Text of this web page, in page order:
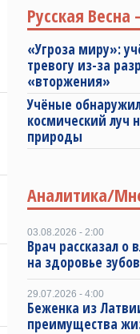
Русская
«Угроза миру»:
тревогу из-за
«вторжения»
Учёные
космический луч
природы
Аналитика/
03.08.2026 - 2:00
Врач рассказал о
на здоровье зубов
29.07.2026 - 4:00
Беженка из
преимущества